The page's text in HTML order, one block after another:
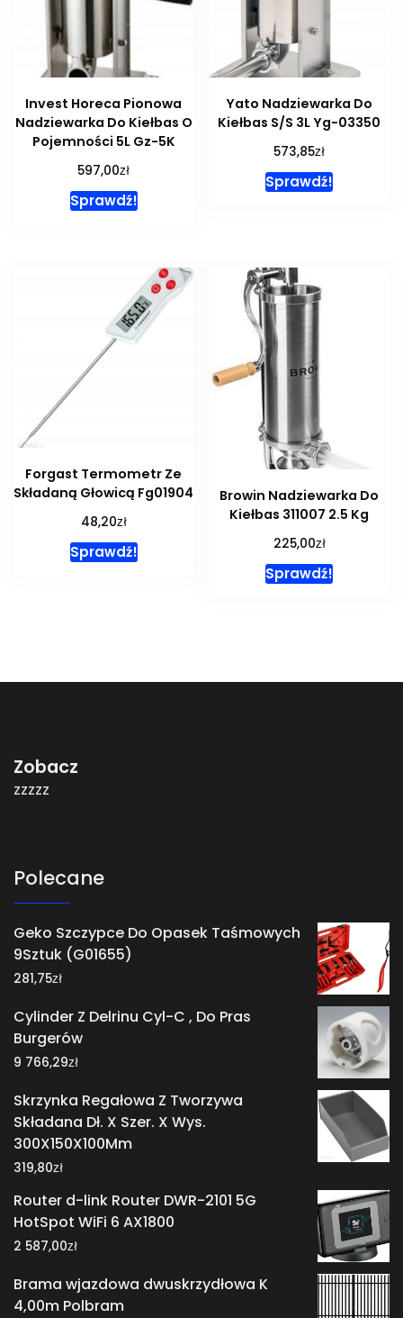
Invest Horeca Pionowa
Nadziewarka Do Kiełbas O
Pojemności 5L Gz-5K
597,00zł
Sprawdź!
Yato Nadziewarka Do
Kiełbas S/S 3L Yg-03350
573,85zł
Sprawdź!
Forgast Termometr Ze
Składaną Głowicą Fg01904
48,20zł
Sprawdź!
Browin Nadziewarka Do
Kiełbas 311007 2.5 Kg
225,00zł
Sprawdź!
Zobacz
zzzzz
Polecane
Geko Szczypce Do Opasek Taśmowych
9Sztuk (G01655)
281,75zł
Cylinder Z Delrinu Cyl-C , Do Pras
Burgerów
9 766,29zł
Skrzynka Regałowa Z Tworzywa
Składana Dł. X Szer. X Wys.
300X150X100Mm
319,80zł
Router d-link Router DWR-2101 5G
HotSpot WiFi 6 AX1800
2 587,00zł
Brama wjazdowa dwuskrzydłowa K
4,00m Polbram